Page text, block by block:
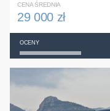
CENA ŚREDNIA
29 000 zł
OCENY